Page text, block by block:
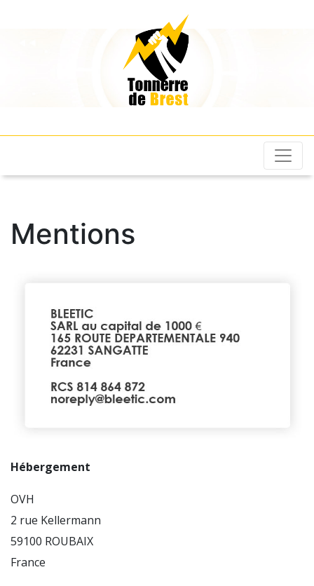
Mentions
Hébergement
OVH
2 rue Kellermann
59100 ROUBAIX
France